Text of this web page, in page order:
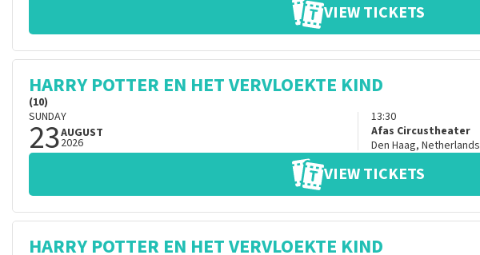
VIEW TICKETS
HARRY POTTER EN HET VERVLOEKTE KIND
(10)
SUNDAY
23AUGUST
2026
13:30
Afas Circustheater
Den Haag, Netherlands
VIEW TICKETS
HARRY POTTER EN HET VERVLOEKTE KIND